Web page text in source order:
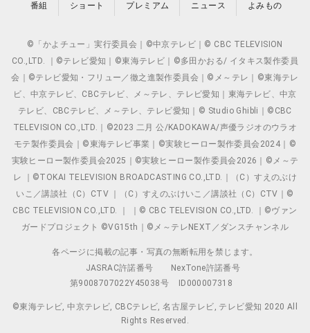
番組 ショート プレミアム ニュース よみもの
©「かよチュー」実行委員会｜©中京テレビ｜© CBC TELEVISION
CO.,LTD. ｜©テレビ愛知｜©東海テレビ｜©多田かおる/ イタキス製作委員
会｜©テレビ愛知・フリュー／徹之進製作委員会｜©メ～テレ｜©東海テレ
ビ、中京テレビ、CBCテレビ、メ～テレ、テレビ愛知｜東海テレビ、中京
テレビ、CBCテレビ、メ～テレ、テレビ愛知｜© Studio Ghibli｜©CBC
TELEVISION CO.,LTD.｜©2023 二月 公/KADOKAWA/声優ラジオのウラオ
モテ製作委員会｜©東海テレビ事業｜©実験ヒーロー製作委員会2024｜©
実験ヒーロー製作委員会2025｜©実験ヒーロー製作委員会2026｜©メ～テ
レ ｜©TOKAI TELEVISION BROADCASTING CO.,LTD.｜（C）すえのぶけ
いこ／講談社（C）CTV ｜（C）すえのぶけいこ／講談社（C）CTV｜©
CBC TELEVISION CO.,LTD. ｜ ｜© CBC TELEVISION CO.,LTD. ｜©ヴァン
ガードプロジェクト ©VG15th｜©メ～テレNEXT／ダンスチャンネル
各ページに掲載の記事・写真の無断転用を禁じます。
JASRAC許諾番号
NexTone許諾番号
第9008707022Y45038号
ID000007318
©東海テレビ, 中京テレビ, CBCテレビ, 名古屋テレビ, テレビ愛知 2020 All
Rights Reserved.